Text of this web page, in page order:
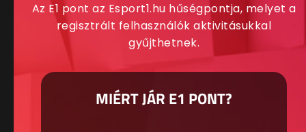
Az E1 pont az Esport1.hu hűségpontja, melyet a
regisztrált felhasználók aktivitásukkal
gyűjthetnek.
MIÉRT JÁR E1 PONT?